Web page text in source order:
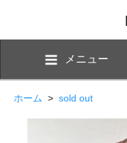
メニュー
ホーム > sold out